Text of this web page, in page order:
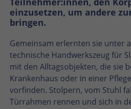
einzusetzen, um andere
bringen.
Gemeinsam erlernten sie unter
technische Handwerkszeug für
mit den Alltagsobjekten, die sie
Krankenhaus oder in einer
vorfinden. Stolpern, vom Stuhl
Türrahmen rennen und sich in